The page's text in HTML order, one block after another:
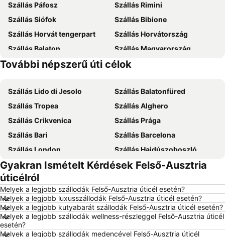
Szállás Páfosz
Szállás Rimini
Szállás Siófok
Szállás Bibione
Szállás Horvát tengerpart
Szállás Horvátország
Szállás Balaton
Szállás Magyarország
Szállás Mallorca
Szállás Rodosz sziget
További népszerű úti célok
Szállás Lido di Jesolo
Szállás Balatonfüred
Szállás Tropea
Szállás Alghero
Szállás Crikvenica
Szállás Prága
Szállás Bari
Szállás Barcelona
Szállás London
Szállás Hajdúszoboszló
Szállás Debrecen
Szállás Abbázia
Szállás Bécs
Szállás Antalya
Szállás Sharm el-Sheikh
Szállás Dubrovnik
Szállás Nizza
Szállás Trieszt
Szállás Krk-sziget
Gyakran Ismételt Kérdések Felső-Ausztria
úticélról
Melyek a legjobb szállodák Felső-Ausztria úticél esetén?
Melyek a legjobb luxusszállodák Felső-Ausztria úticél esetén?
Melyek a legjobb kutyabarát szállodák Felső-Ausztria úticél esetén?
Melyek a legjobb szállodák wellness-részleggel Felső-Ausztria úticél
esetén?
Melyek a legjobb szállodák medencével Felső-Ausztria úticél